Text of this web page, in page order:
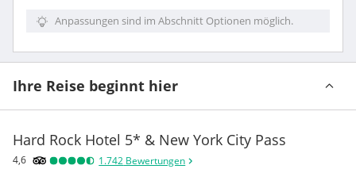
Anpassungen sind im Abschnitt Optionen möglich.
Ihre Reise beginnt hier
Hard Rock Hotel 5* & New York City Pass
4,6 1.742 Bewertungen